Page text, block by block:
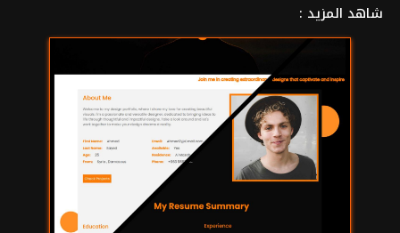
شاهد المزيد :